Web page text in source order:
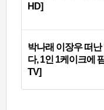
HD]
박나래 이장우 떠난
다, 1인 1케이크에
TV]